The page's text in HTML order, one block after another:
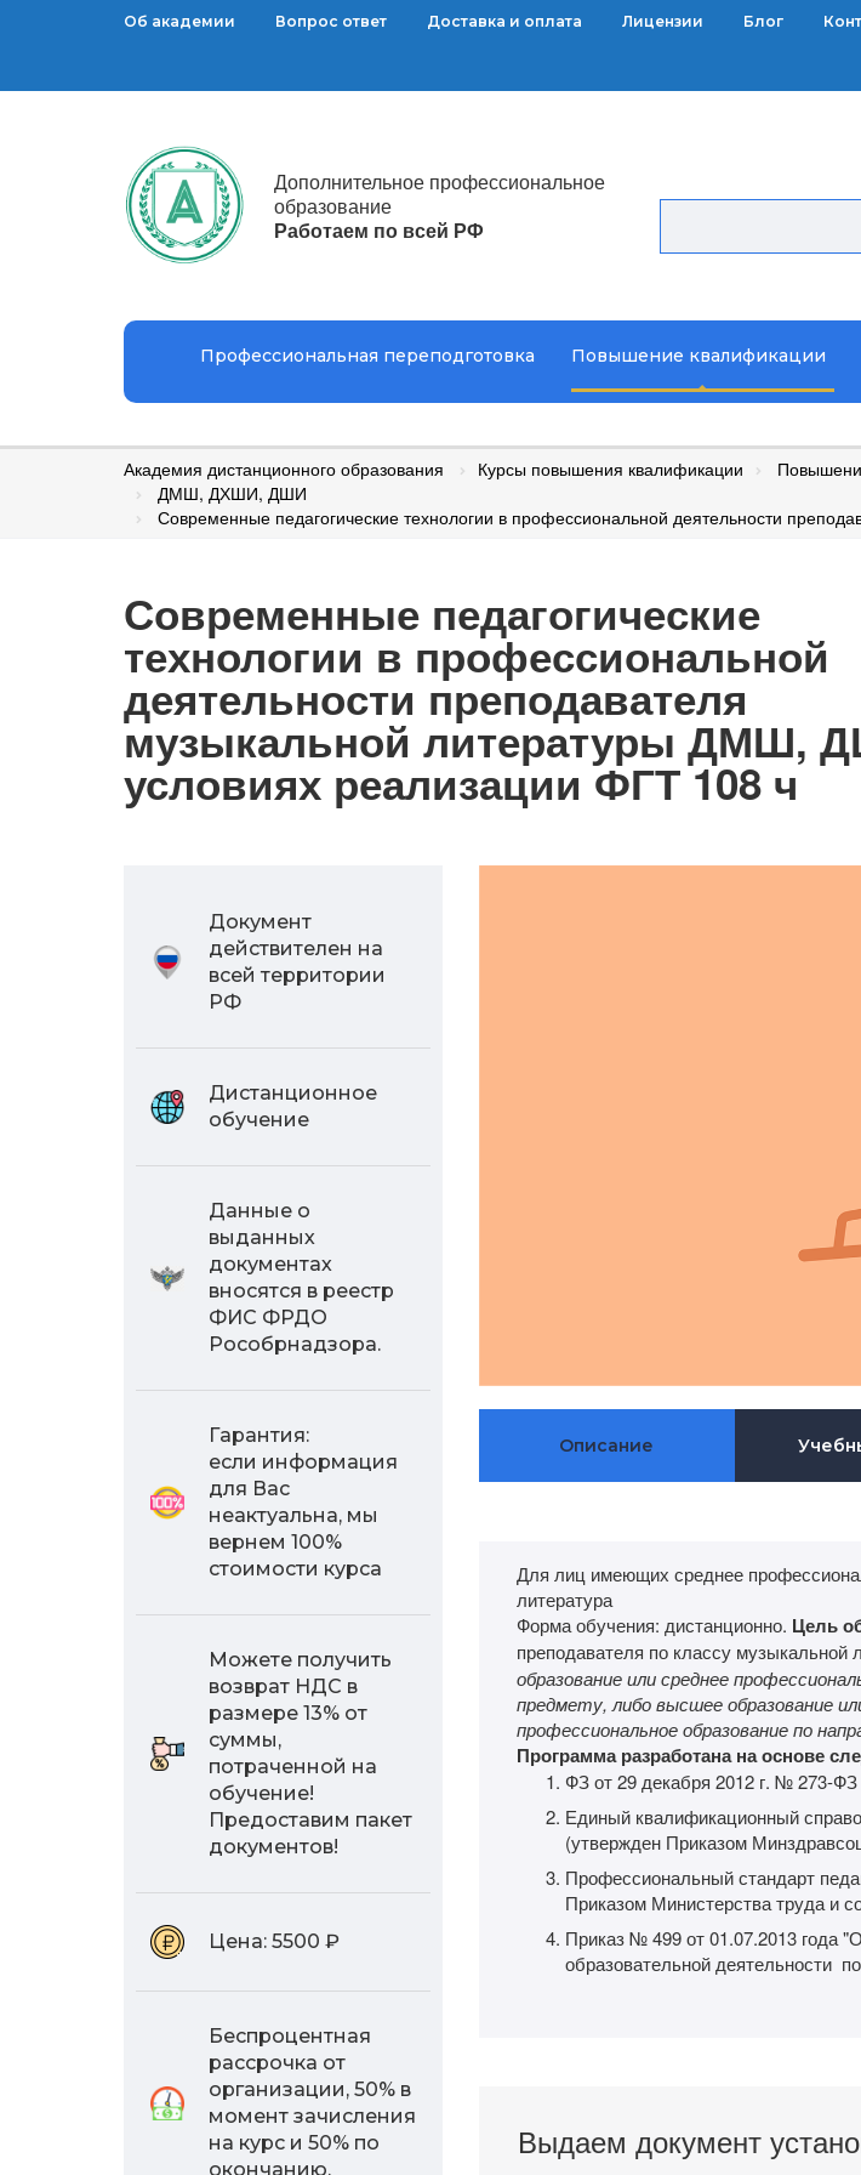
Блог
Лицензии
Доставка и оплата
Вопрос ответ
Об академии
Дополнительное профессиональное
образование
Работаем по всей РФ
Профессиональная переподготовка Повышение квалификации
Академия дистанционного образования Курсы повышения квалификации
ДМШ, ДХШИ, ДШИ
Современные педагогические технологии в профессиональной деятельности
Современные педагогические
технологии в профессиональной
деятельности преподавателя
музыкальной литературы ДМШ,
условиях реализации ФГТ 108 ч
Документ
действителен на
всей территории
РФ
Дистанционное
обучение
Данные о
выданных
документах
вносятся в реестр
ФИС ФРДО
Рособрнадзора.
Гарантия:
если информация
для Вас
неактуальна, мы
вернем 100%
стоимости курса
Можете получить
возврат НДС в
размере 13% от
суммы,
потраченной на
обучение!
Предоставим пакет
документов!
Цена: 5500 ₽
Беспроцентная
рассрочка от
организации, 50% в
момент зачисления
на курс и 50% по
окончанию.
Описание
Для лиц имеющих среднее
литература
Форма обучения: дистанционно. Цель
преподавателя по классу
образование или среднее
предмету, либо высшее образование
профессиональное образование по
Программа разработана на основе
ФЗ от 29 декабря 2012 г. № 273-
Единый квалификационный
(утвержден Приказом
Профессиональный стандарт
Приказом Министерства труда и
Приказ № 499 от 01.07.2013 года
образовательной деятельности
Выдаем документ